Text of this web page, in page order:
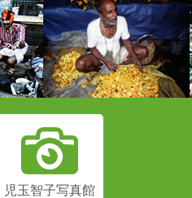
児玉智子写真館